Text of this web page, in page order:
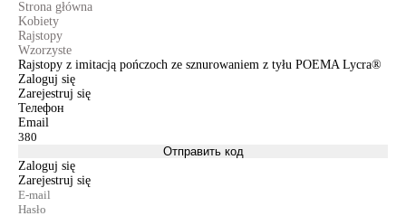
Strona główna
Kobiety
Rajstopy
Wzorzyste
Rajstopy z imitacją pończoch ze sznurowaniem z tyłu POEMA Lycra®
Zaloguj się
Zarejestruj się
Телефон
Email
Отправить код
Zaloguj się
Zarejestruj się